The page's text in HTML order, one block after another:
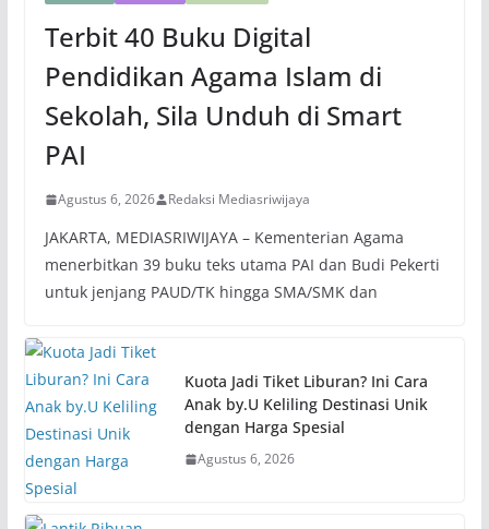
Terbit 40 Buku Digital
Pendidikan Agama Islam di
Sekolah, Sila Unduh di Smart
PAI
Agustus 6, 2026 Redaksi Mediasriwijaya
JAKARTA, MEDIASRIWIJAYA – Kementerian Agama
menerbitkan 39 buku teks utama PAI dan Budi Pekerti
untuk jenjang PAUD/TK hingga SMA/SMK dan
Kuota Jadi Tiket Liburan? Ini Cara
Anak by.U Keliling Destinasi Unik
dengan Harga Spesial
Agustus 6, 2026